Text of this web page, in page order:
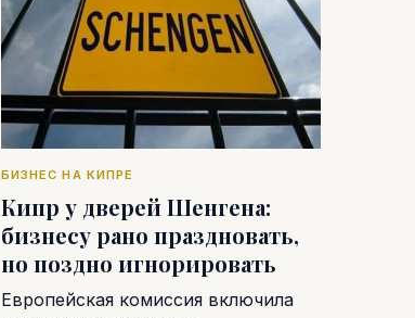
БИЗНЕС НА КИПРЕ
Кипр у дверей Шенгена:
бизнесу рано праздновать,
но поздно игнорировать
Европейская комиссия включила